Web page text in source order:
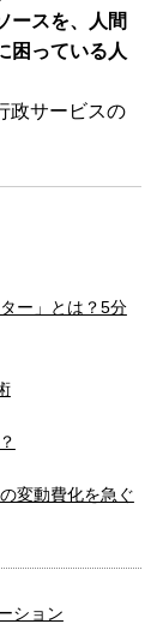
ースを、人間
困っている人
政サービスの
ー」とは？5分
変動費化を急ぐ
ション